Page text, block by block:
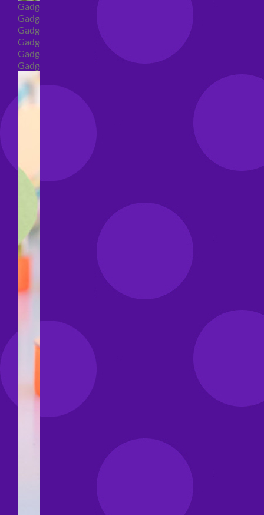
Gadget
Gadget addio al nubilato
Gadget Laurea
Gadget addio al celibato
Gadget per compleanno
Gadget generici